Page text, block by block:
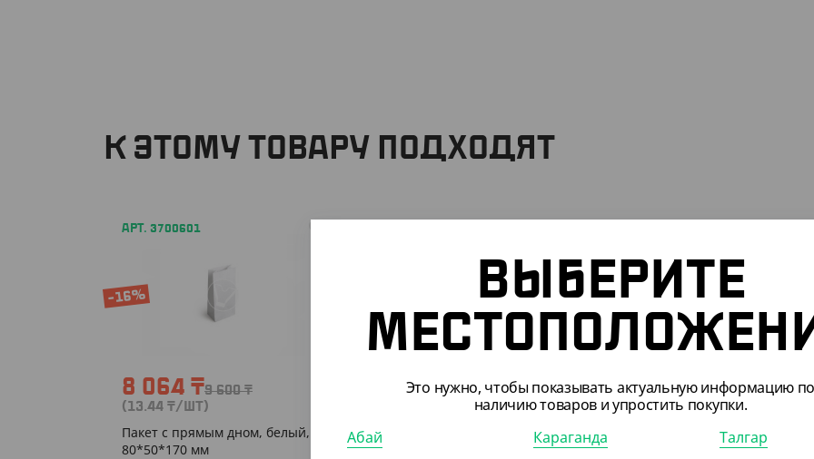
К ЭТОМУ ТОВАРУ ПОДХОДЯТ
АРТ. 3700601
-16%
8 064 ₸9 600₸
(13.44 ₸/ШТ)
Пакет с прямым дном, белый,
80*50*170 мм
ВЫБЕРИТЕ
Это нужно, чтобы показывать актуальную информацию
наличию товаров и упростить покупки.
Абай
Караганда
Талгар